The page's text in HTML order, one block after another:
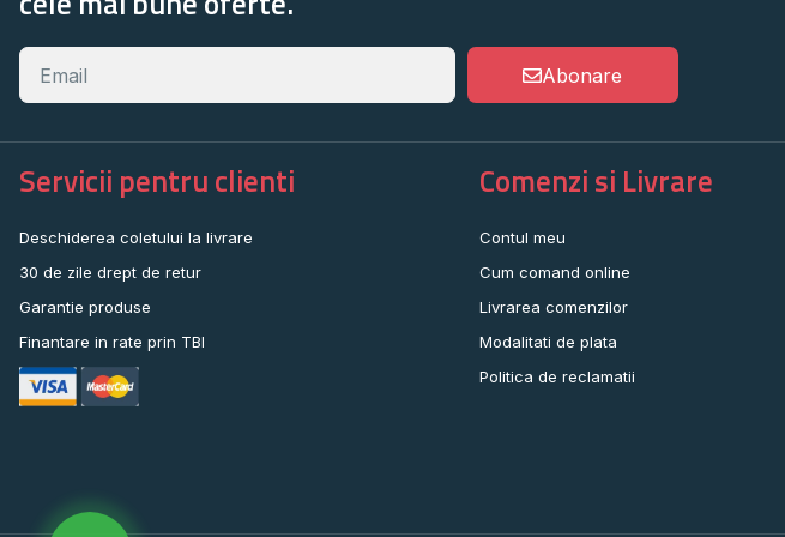
Abonare
Servicii pentru clienti
Deschiderea coletului la livrare
30 de zile drept de retur
Garantie produse
Finantare in rate prin TBI
Comenzi si Livrare
Contul meu
Cum comand online
Livrarea comenzilor
Modalitati de plata
Politica de reclamatii